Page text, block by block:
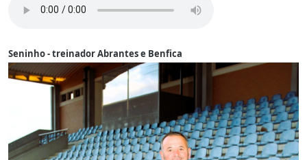
Seninho - treinador Abrantes e Benfica